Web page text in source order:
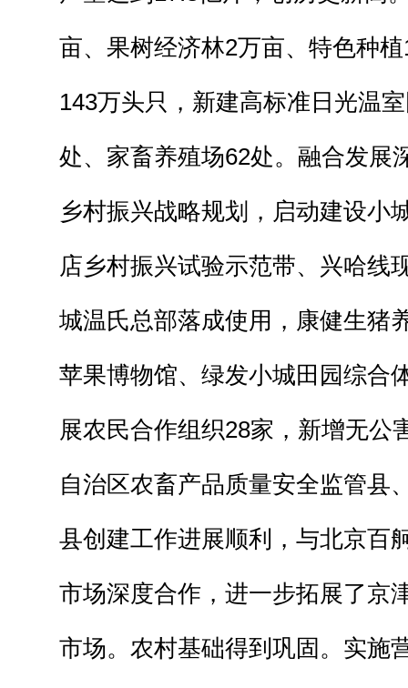
亩、果树经济林2万亩、特色种
143万头只，新建高标准日光温
处、家畜养殖场62处。融合发展
乡村振兴战略规划，启动建设
店乡村振兴试验示范带、兴哈线
城温氏总部落成使用，康健生猪
苹果博物馆、绿发小城田园综合
展农民合作组织28家，新增无公
自治区农畜产品质量安全监管县
县创建工作进展顺利，与北京百
市场深度合作，进一步拓展了京
市场。农村基础得到巩固。实施